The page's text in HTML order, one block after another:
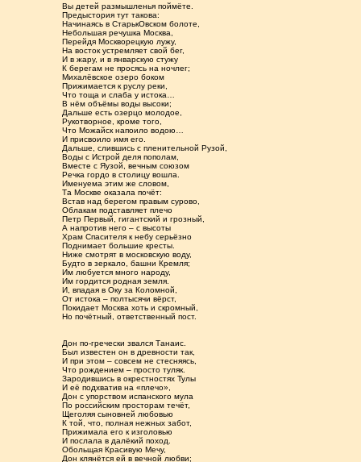
Вы детей размышленья поймёте.
Предыстория тут такова:
Начинаясь в СтарькОвском болоте,
Небольшая речушка Москва,
Перейдя Москворецкую лужу,
На восток устремляет свой бег,
И в жару, и в январскую стужу
К берегам не просясь на ночлег;
Михалёвское озеро боком
Прижимается к руслу реки,
Что тоща и слаба у истока…
В нём объёмы воды высоки;
Дальше есть озерцо молодое,
Рукотворное, кроме того,
Что Можайск напоило водою…
И присвоило имя его.
Дальше, слившись с пленительной Рузой,
Воды с Истрой деля пополам,
Вместе с Яузой, вечным союзом
Речка гордо в столицу вошла.
Именуема этим же словом,
Та Москве оказала почёт:
Встав над берегом правым сурово,
Облакам подставляет плечо
Петр Первый, гигантский и грозный,
А напротив него – с высоты
Храм Спасителя к небу серьёзно
Поднимает большие кресты.
Ниже смотрят в московскую воду,
Будто в зеркало, башни Кремля;
Им любуется много народу,
Им гордится родная земля.
И, впадая в Оку за Коломной,
От истока – полтысячи вёрст,
Покидает Москва хоть и скромный,
Но почётный, ответственный пост.
Дон по-гречески звался Танаис.
Был известен он в древности так,
И при этом – совсем не стесняясь,
Что рождением – просто туляк.
Зародившись в окрестностях Тулы
И её подхватив на «плечо»,
Дон с упорством испанского мула
По российским просторам течёт,
Щеголяя сыновней любовью
К той, что, полная нежных забот,
Прижимала его к изголовью
И послала в далёкий поход.
Обольщая Красивую Мечу,
Дон клянётся ей в вечной любви;